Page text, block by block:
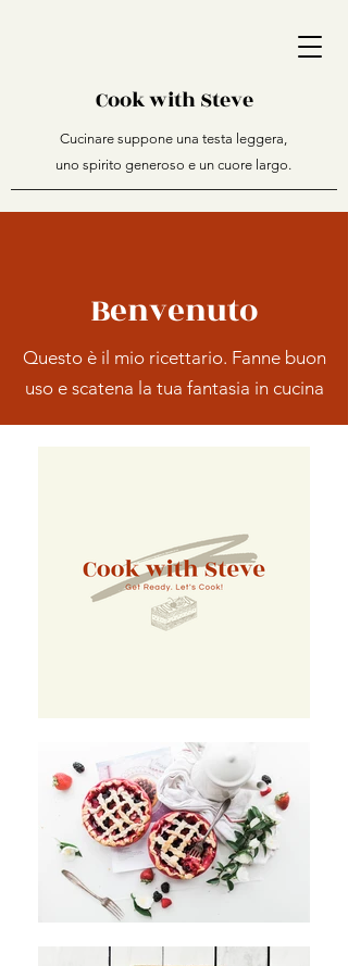
Cucinare suppone una testa leggera,
uno spirito generoso e un cuore largo.
Cook with Steve
Benvenuto
Questo è il mio ricettario. Fanne buon
uso e scatena la tua fantasia in cucina